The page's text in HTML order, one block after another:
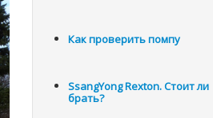
Как проверить помпу
SsangYong Rexton. Стоит ли
брать?